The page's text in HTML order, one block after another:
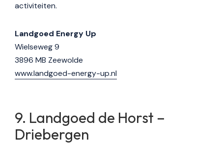
activiteiten.
Landgoed Energy Up
Wielseweg 9
3896 MB Zeewolde
www.landgoed-energy-up.nl
Landgoed de Horst –
Driebergen